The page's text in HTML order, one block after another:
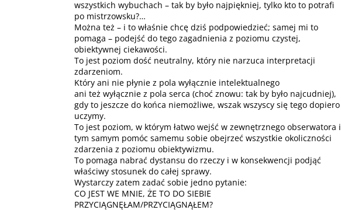
wszystkich wybuchach – tak by było najpiękniej, tylko kto to potrafi
po mistrzowsku?…
Można też – i to właśnie chcę dziś podpowiedzieć; samej mi to
pomaga – podejść do tego zagadnienia z poziomu czystej,
obiektywnej ciekawości.
To jest poziom dość neutralny, który nie narzuca interpretacji
zdarzeniom.
Który ani nie płynie z pola wyłącznie intelektualnego
ani też wyłącznie z pola serca (choć znowu: tak by było najcudniej),
gdy to jeszcze do końca niemożliwe, wszak wszyscy się tego dopiero
uczymy.
To jest poziom, w którym łatwo wejść w zewnętrznego obserwatora i
tym samym pomóc samemu sobie obejrzeć wszystkie okoliczności
zdarzenia z poziomu obiektywizmu.
To pomaga nabrać dystansu do rzeczy i w konsekwencji podjąć
właściwy stosunek do całej sprawy.
Wystarczy zatem zadać sobie jedno pytanie:
CO JEST WE MNIE, ŻE TO DO SIEBIE
PRZYCIĄGNĘŁAM/PRZYCIĄGNĄŁEM?